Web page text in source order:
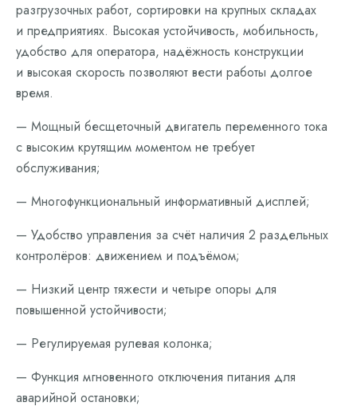
разгрузочных работ, сортировки на крупных складах
и предприятиях. Высокая устойчивость, мобильность,
удобство для оператора, надёжность конструкции
и высокая скорость позволяют вести работы долгое
время.
— Мощный бесщеточный двигатель переменного тока
с высоким крутящим моментом не требует
обслуживания;
— Многофункциональный информативный дисплей;
— Удобство управления за счёт наличия 2 раздельных
контролёров: движением и подъёмом;
— Низкий центр тяжести и четыре опоры для
повышенной устойчивости;
— Регулируемая рулевая колонка;
— Функция мгновенного отключения питания для
аварийной остановки;